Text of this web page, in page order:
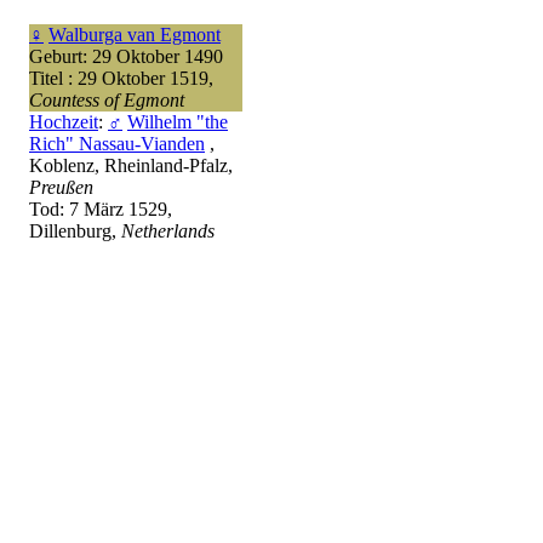
♀ Walburga van Egmont
Geburt: 29 Oktober 1490
Titel : 29 Oktober 1519,
Countess of Egmont
Hochzeit: ♂ Wilhelm "the
Rich" Nassau-Vianden ,
Koblenz, Rheinland-Pfalz,
Preußen
Tod: 7 März 1529,
Dillenburg, Netherlands